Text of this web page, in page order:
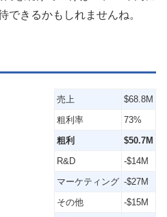
できるかもしれませんね。
売上
$68.8M
粗利率
73%
粗利
$50.7M
R&D
-$14M
マーケティング -$27M
その他
-$15M